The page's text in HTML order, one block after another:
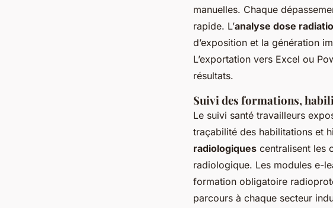
manuelles. Chaque
rapide. L’analyse dose
d’exposition et la génération
L’exportation vers Excel ou
résultats.
Suivi des formations,
Le suivi santé travailleurs
traçabilité des habilitations et
radiologiques centralisent les
radiologique. Les modules e-
formation obligatoire
parcours à chaque secteur